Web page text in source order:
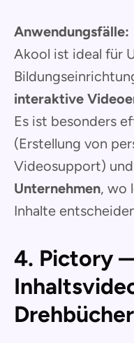
Anwendungsfälle:
Akool ist ideal für
interaktive
Es ist besonders
(Erstellung von
Videosupport) und
Unternehmen, wo
Inhalte
4. Pictory